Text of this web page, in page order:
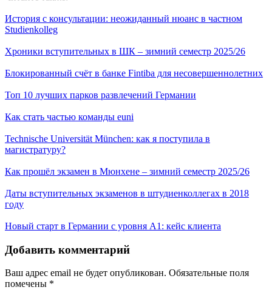
История с консультации: неожиданный нюанс в частном
Studienkolleg
Хроники вступительных в ШК – зимний семестр 2025/26
Блокированный счёт в банке Fintiba для несовершеннолетних
Топ 10 лучших парков развлечений Германии
Как стать частью команды euni
Technische Universität München: как я поступила в
магистратуру?
Как прошёл экзамен в Мюнхене – зимний семестр 2025/26
Даты вступительных экзаменов в штудиенколлегах в 2018
году
Новый старт в Германии с уровня A1: кейс клиента
Добавить комментарий
Ваш адрес email не будет опубликован. Обязательные поля
помечены *